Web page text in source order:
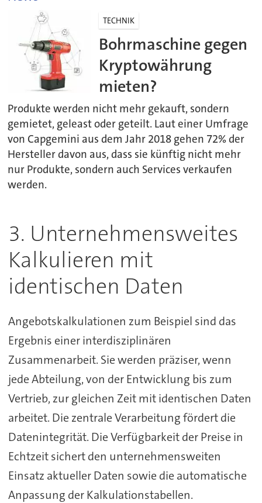
TECHNIK
Bohrmaschine gegen
Kryptowährung
mieten?
Produkte werden nicht mehr gekauft, sondern
gemietet, geleast oder geteilt. Laut einer Umfrage
von Capgemini aus dem Jahr 2018 gehen 72% der
Hersteller davon aus, dass sie künftig nicht mehr
nur Produkte, sondern auch Services verkaufen
werden.
3. Unternehmensweites
Kalkulieren mit
identischen Daten
Angebotskalkulationen zum Beispiel sind das
Ergebnis einer interdisziplinären
Zusammenarbeit. Sie werden präziser, wenn
jede Abteilung, von der Entwicklung bis zum
Vertrieb, zur gleichen Zeit mit identischen Daten
arbeitet. Die zentrale Verarbeitung fördert die
Datenintegrität. Die Verfügbarkeit der Preise in
Echtzeit sichert den unternehmensweiten
Einsatz aktueller Daten sowie die automatische
Anpassung der Kalkulationstabellen.